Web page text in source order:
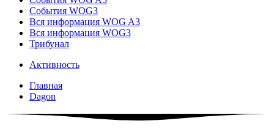
События WOG3
Вся информация WOG A3
Вся информация WOG3
Трибунал
Активность
Главная
Dagon